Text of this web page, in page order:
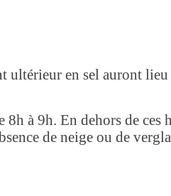
ultérieur en sel auront lieu
à 9h. En dehors de ces
de neige ou de